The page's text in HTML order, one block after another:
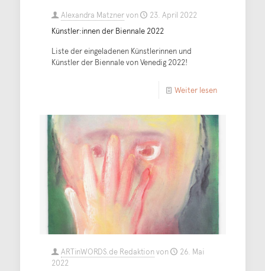
Alexandra Matznervon
23. April 2022
Künstler:innen der Biennale 2022
Liste der eingeladenen Künstlerinnen und
Künstler der Biennale von Venedig 2022!
Weiter lesen
ARTinWORDS.de Redaktionvon
26. Mai
2022